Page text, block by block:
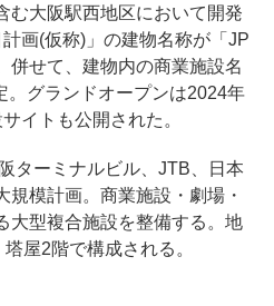
む大阪駅西地区において開発
画(仮称)」の建物名称が「JP
併せて、建物内の商業施設名
。グランドオープンは2024年
イトも公開された。
ターミナルビル、JTB、日本
模計画。商業施設・劇場・
大型複合施設を整備する。地
屋2階で構成される。